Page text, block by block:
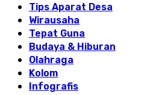
Tips Aparat Desa
Wirausaha
Tepat Guna
Budaya & Hiburan
Olahraga
Kolom
Infografis